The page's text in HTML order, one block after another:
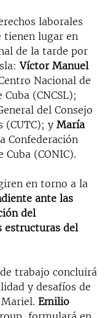
laborales
tienen lugar en
de la tarde por
Víctor Manuel
Nacional de
(CNCSL);
del Consejo
(CUTC); y María
Confederación
(CONIC).
en torno a la
ante las
del
estructuras del
trabajo concluirá
y desafíos de
Emilio